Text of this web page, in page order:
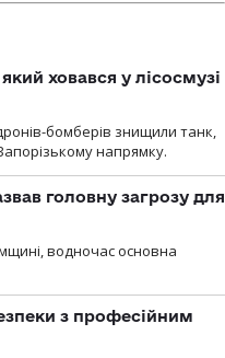
ховався у лісосмузі
бомберів знищили танк,
напрямку.
головну загрозу для
водночас основна
з професійним